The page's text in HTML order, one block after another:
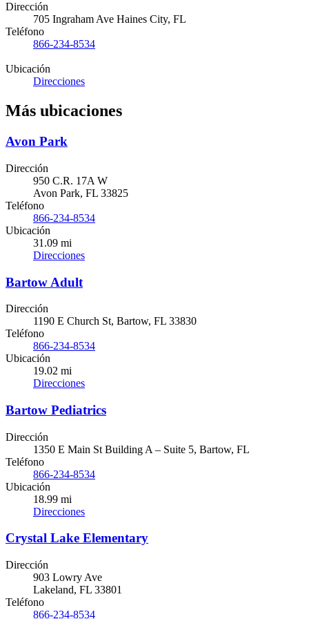
Dirección
705 Ingraham Ave Haines City, FL
Teléfono
866-234-8534
Ubicación
Direcciones
Más ubicaciones
Avon Park
Dirección
950 C.R. 17A W
Avon Park, FL 33825
Teléfono
866-234-8534
Ubicación
31.09 mi
Direcciones
Bartow Adult
Dirección
1190 E Church St, Bartow, FL 33830
Teléfono
866-234-8534
Ubicación
19.02 mi
Direcciones
Bartow Pediatrics
Dirección
1350 E Main St Building A – Suite 5, Bartow, FL
Teléfono
866-234-8534
Ubicación
18.99 mi
Direcciones
Crystal Lake Elementary
Dirección
903 Lowry Ave
Lakeland, FL 33801
Teléfono
866-234-8534